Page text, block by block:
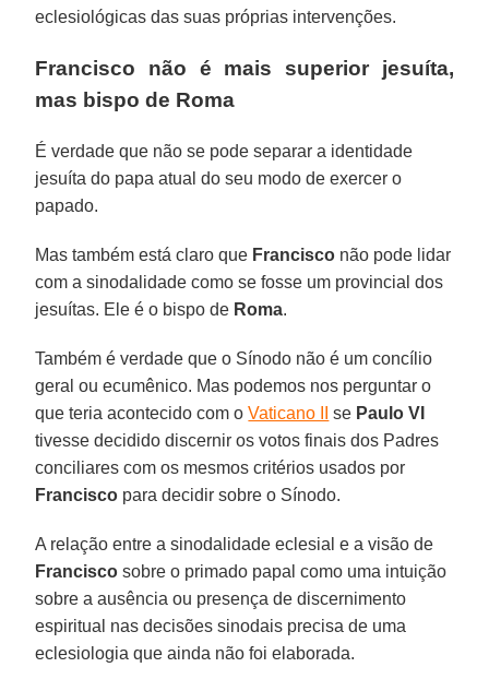
eclesiológicas das suas próprias intervenções.
Francisco não é mais superior jesuíta,
mas bispo de Roma
É verdade que não se pode separar a identidade
jesuíta do papa atual do seu modo de exercer o
papado.
Mas também está claro que Francisco não pode lidar
com a sinodalidade como se fosse um provincial dos
jesuítas. Ele é o bispo de Roma.
Também é verdade que o Sínodo não é um concílio
geral ou ecumênico. Mas podemos nos perguntar o
que teria acontecido com oVaticano II se Paulo VI
tivesse decidido discernir os votos finais dos Padres
conciliares com os mesmos critérios usados por
Francisco para decidir sobre o Sínodo.
A relação entre a sinodalidade eclesial e a visão de
Francisco sobre o primado papal como uma intuição
sobre a ausência ou presença de discernimento
espiritual nas decisões sinodais precisa de uma
eclesiologia que ainda não foi elaborada.